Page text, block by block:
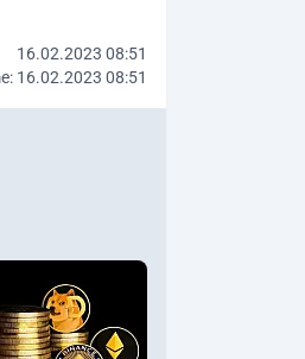
16.02.2023 08:51
16.02.2023 08:51